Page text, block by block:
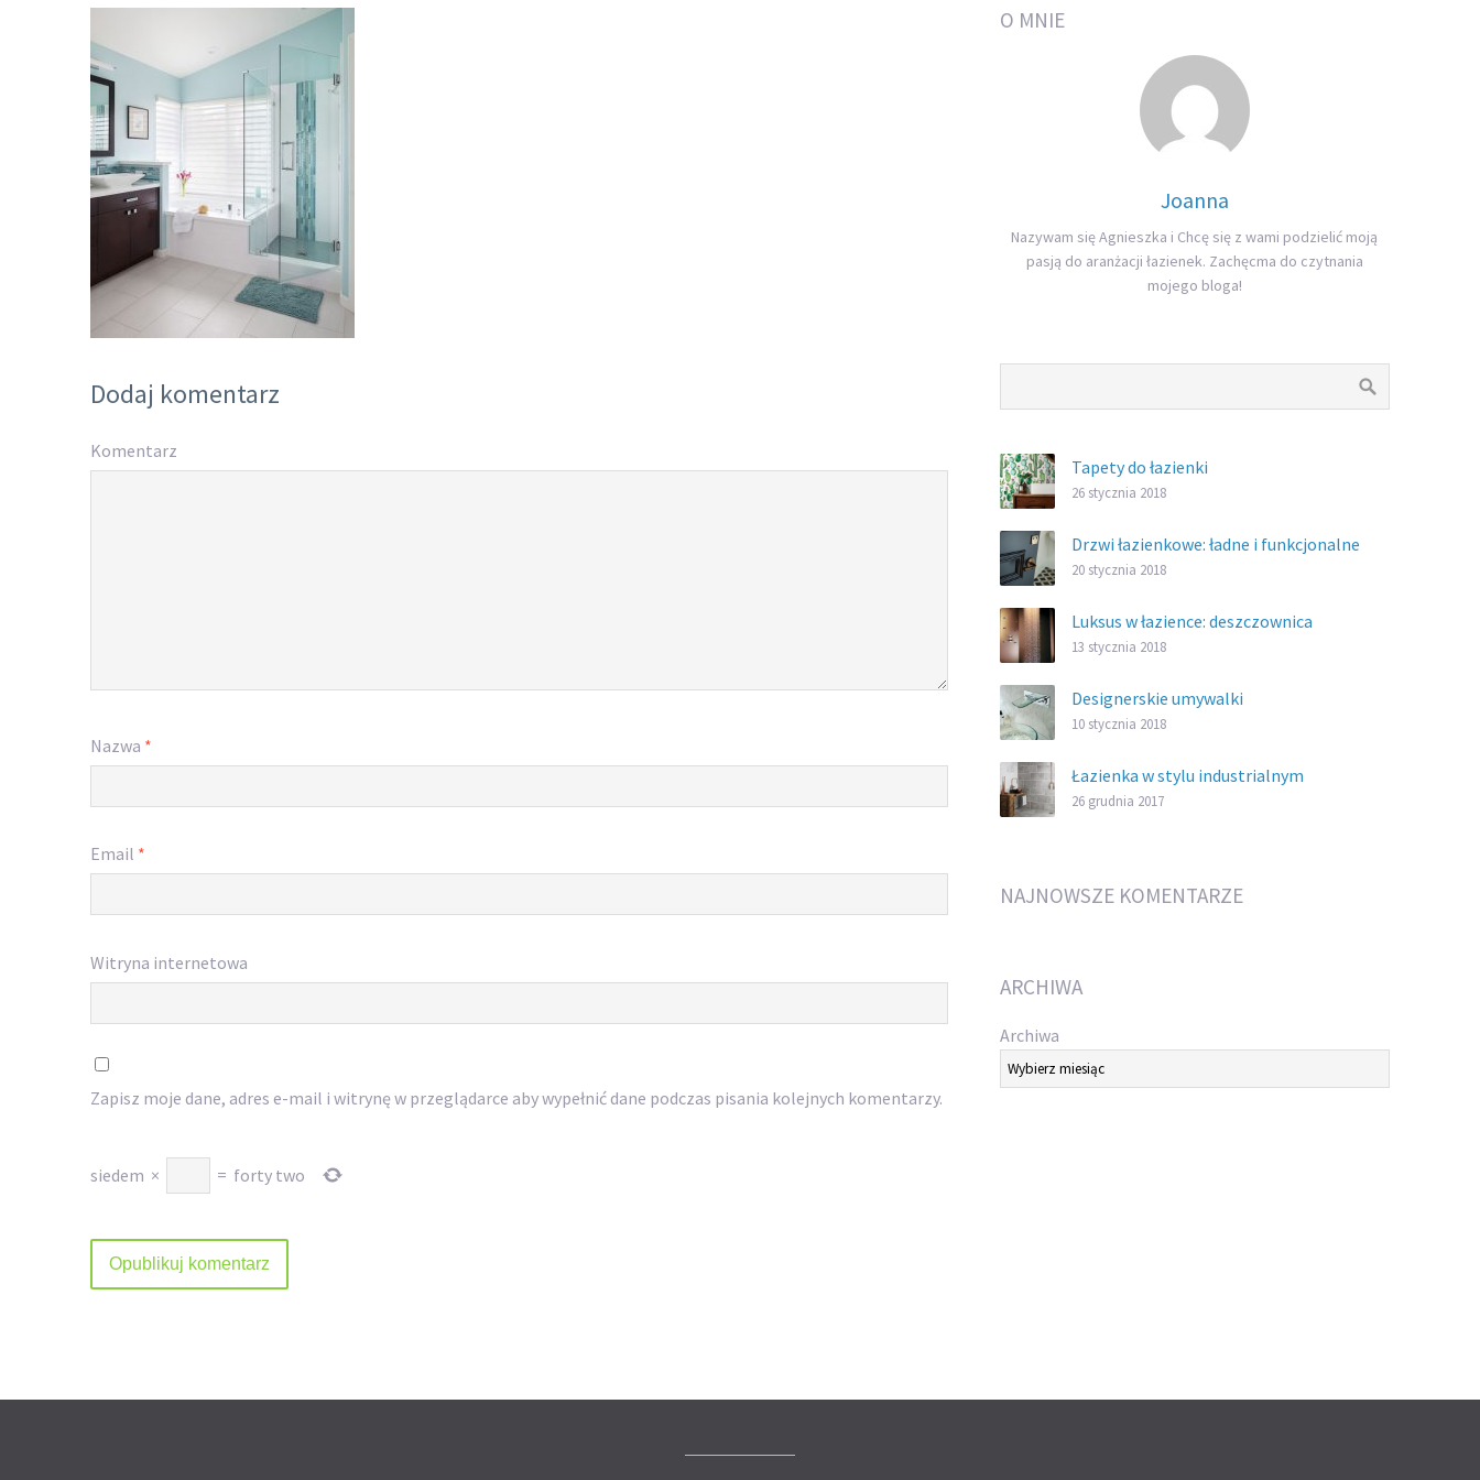
Dodaj komentarz
Komentarz
Nazwa *
Email *
Witryna internetowa
Zapisz moje dane, adres e-mail i witrynę w przeglądarce aby wypełnić dane podczas pisania kolejnych komentarzy.
siedem × = forty two
O MNIE
Joanna
Nazywam się Agnieszka i Chcę się z wami podzielić moją
pasją do aranżacji łazienek. Zachęcma do czytnania
mojego bloga!
Tapety do łazienki
26 stycznia 2018
Drzwi łazienkowe: ładne i funkcjonalne
20 stycznia 2018
Luksus w łazience: deszczownica
13 stycznia 2018
Designerskie umywalki
10 stycznia 2018
Łazienka w stylu industrialnym
26 grudnia 2017
NAJNOWSZE KOMENTARZE
ARCHIWA
Archiwa